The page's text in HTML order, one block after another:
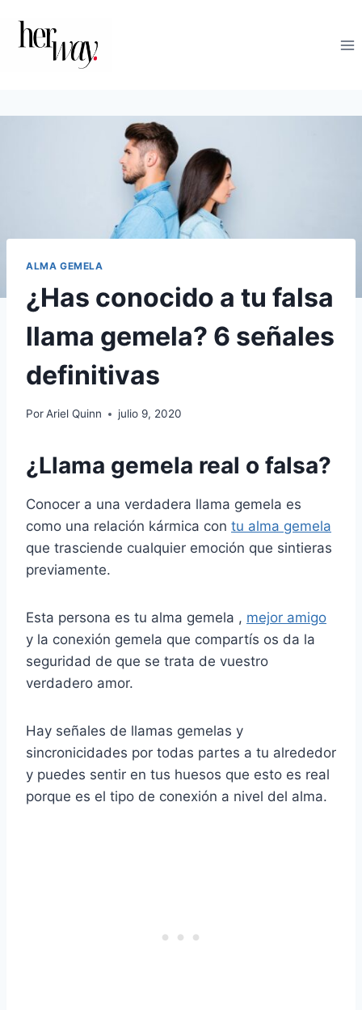
contenido
ALMA GEMELA
¿Has conocido a tu falsa
llama gemela? 6 señales
definitivas
PorAriel Quinn julio 9, 2020
¿Llama gemela real o falsa?
Conocer a una verdadera llama gemela es
como una relación kármica con tu alma gemela
que trasciende cualquier emoción que sintieras
previamente.
Esta persona es tu alma gemela , mejor amigo
y la conexión gemela que compartís os da la
seguridad de que se trata de vuestro
verdadero amor.
Hay señales de llamas gemelas y
sincronicidades por todas partes a tu alrededor
y puedes sentir en tus huesos que esto es real
porque es el tipo de conexión a nivel del alma.